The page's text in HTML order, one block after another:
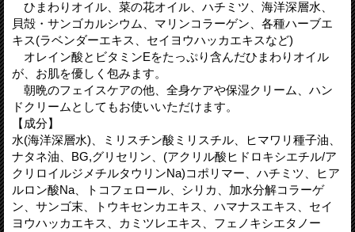
ひまわりオイル、菜の花オイル、ハチミツ、海洋深層水、
貝殻・サンゴカルシウム、マリンコラーゲン、各種ハーブエ
キス(ラベンダーエキス、セイヨウハッカエキスなど)
オレイン酸とビタミンEをたっぷり含んだひまわりオイル
が、お肌を優しく包みます。
朝晩のフェイスケアの他、全身ケアや保湿クリーム、ハン
ドクリームとしてもお使いいただけます。
【成分】
水(海洋深層水)、ミリスチン酸ミリスチル、ヒマワリ種子油、
ナタネ油、BG,グリセリン、(アクリル酸ヒドロキシエチル/ア
クリロイルジメチルタウリンNa)コポリマー、ハチミツ、ヒア
ルロン酸Na、トコフェロール、シリカ、加水分解コラーゲ
ン、サンゴ末、トウキセンカエキス、ハマナスエキス、セイ
ヨウハッカエキス、カミツレエキス、フェノキシエタノー